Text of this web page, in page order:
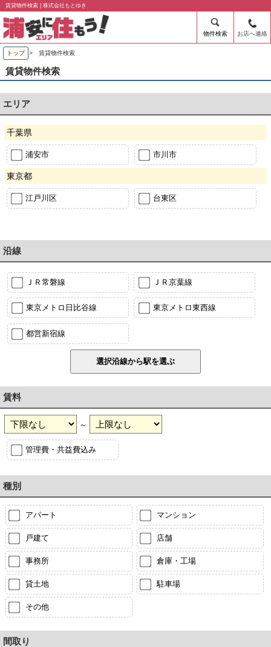
賃貸物件検索 | 株式会社もとゆき
物件検索 お店へ連絡
トップ > 賃貸物件検索
賃貸物件検索
エリア
千葉県
浦安市 市川市
東京都
江戸川区 台東区
沿線
ＪＲ常磐線 ＪＲ京葉線
東京メトロ日比谷線 東京メトロ東西線
都営新宿線
賃料
～
管理費・共益費込み
種別
アパート マンション
戸建て 店舗
事務所 倉庫・工場
貸土地 駐車場
その他
間取り